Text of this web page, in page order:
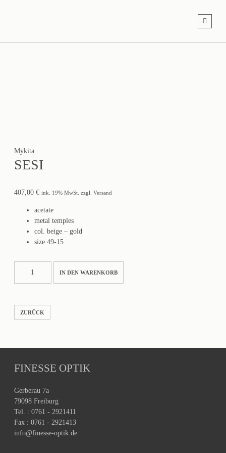
Mykita
SESI
407,00 € ink. 19% MwSt. zzgl. Versand
acetate
metal temples
col. beige – gold
size 49-15
IN DEN WARENKORB
ZURÜCK
FINESSE OPTIK
Gerberau 7a
79098 Freiburg
Tel. : 0761 - 2921411
Fax : 0761 - 2921413
info@finesse-optik.de